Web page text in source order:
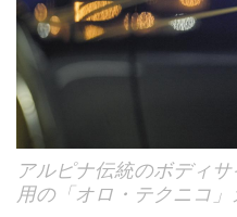
アルピナ伝統のボディ
用の「オロ・テクニコ」